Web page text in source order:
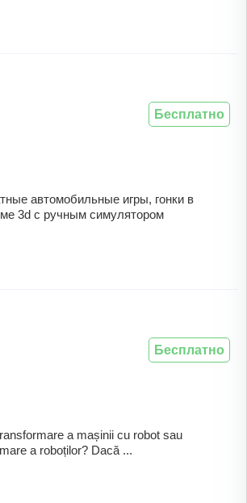
автомобильные игры, гонки в
3d с ручным симулятором
Бесплатно
a mașinii cu robot sau
a roboților? Dacă ...
Бесплатно